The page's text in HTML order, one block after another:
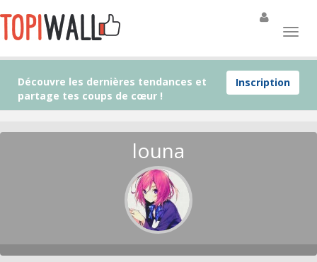
Inscription
Découvre les dernières tendances et
partage tes coups de cœur !
louna